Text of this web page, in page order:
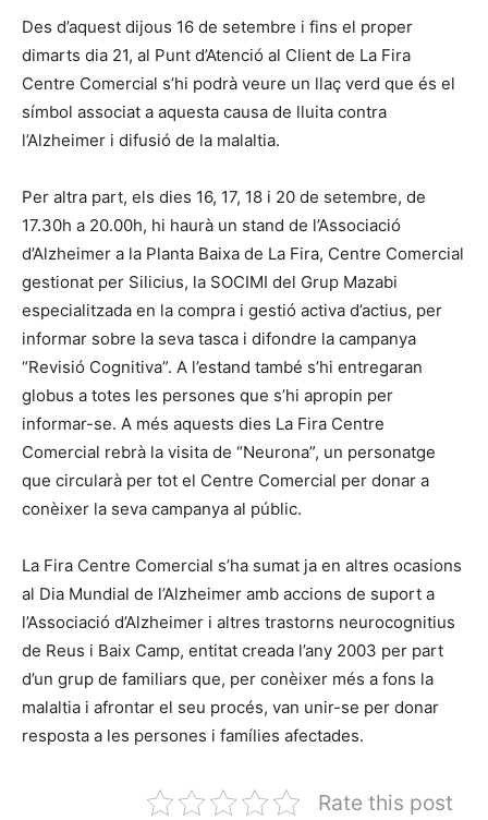
Des d’aquest dijous 16 de setembre i fins el proper
dimarts dia 21, al Punt d’Atenció al Client de La Fira
Centre Comercial s’hi podrà veure un llaç verd que és el
símbol associat a aquesta causa de lluita contra
l’Alzheimer i difusió de la malaltia.
Per altra part, els dies 16, 17, 18 i 20 de setembre, de
17.30h a 20.00h, hi haurà un stand de l’Associació
d’Alzheimer a la Planta Baixa de La Fira, Centre Comercial
gestionat per Silicius, la SOCIMI del Grup Mazabi
especialitzada en la compra i gestió activa d’actius, per
informar sobre la seva tasca i difondre la campanya
“Revisió Cognitiva”. A l’estand també s’hi entregaran
globus a totes les persones que s’hi apropin per
informar-se. A més aquests dies La Fira Centre
Comercial rebrà la visita de “Neurona”, un personatge
que circularà per tot el Centre Comercial per donar a
conèixer la seva campanya al públic.
La Fira Centre Comercial s’ha sumat ja en altres ocasions
al Dia Mundial de l’Alzheimer amb accions de suport a
l’Associació d’Alzheimer i altres trastorns neurocognitius
de Reus i Baix Camp, entitat creada l’any 2003 per part
d’un grup de familiars que, per conèixer més a fons la
malaltia i afrontar el seu procés, van unir-se per donar
resposta a les persones i famílies afectades.
Rate this post